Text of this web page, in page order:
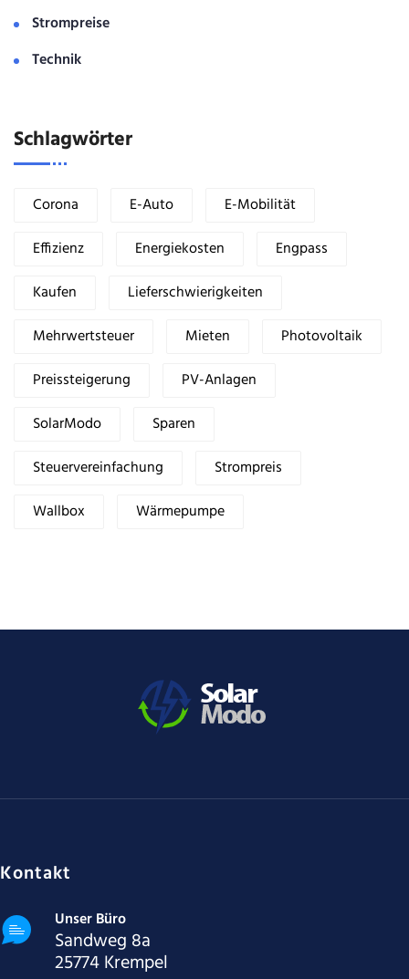
Strompreise
Technik
Schlagwörter
Corona E-Auto
E-Mobilität
Effizienz
Energiekosten
Engpass
Kaufen
Lieferschwierigkeiten
Mehrwertsteuer
Mieten
Photovoltaik
Preissteigerung
PV-Anlagen
SolarModo
Sparen
Steuervereinfachung
Strompreis
Wallbox
Wärmepumpe
Kontakt
Unser Büro
Sandweg 8a
25774 Krempel